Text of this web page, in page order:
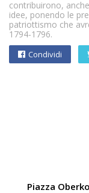
contribuirono,
idee, ponendo le
patriottismo che
1794-1796.
Condividi
Piazza